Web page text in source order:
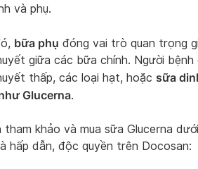
và phụ.
bữa phụ đóng vai trò quan trọng
giữa các bữa chính. Người
thấp, các loại hạt, hoặc sữa
Glucerna.
tham khảo và mua sữa Glucerna
hấp dẫn, độc quyền trên Docosan: